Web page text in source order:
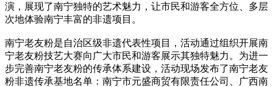
演，展现了南宁独特的艺术魅力，让市民和游客全方位、多层
次地体验南宁丰富的非遗项目。
南宁老友粉是自治区级非遗代表性项目，活动通过组织开展南
宁老友粉技艺大赛向广大市民和游客展示其独特魅力。为进一
步完善南宁老友粉的传承体系建设，活动现场发布了南宁老友
粉非遗传承基地名单：南宁市元盛商贸有限责任公司、广西南